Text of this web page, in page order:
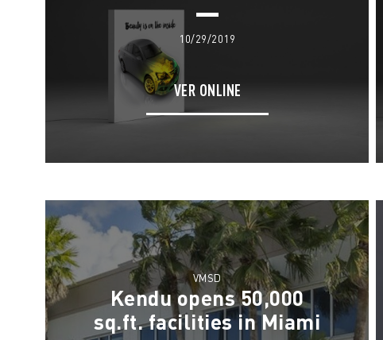
10/29/2019
VER ONLINE
VMSD
Kendu opens 50,000
sq.ft. facilities in Miami